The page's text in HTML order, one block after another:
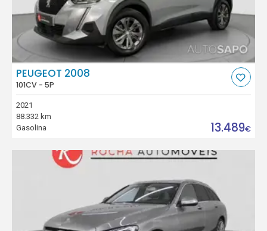
PEUGEOT 2008
101CV - 5P
2021
88.332 km
Gasolina
13.489€